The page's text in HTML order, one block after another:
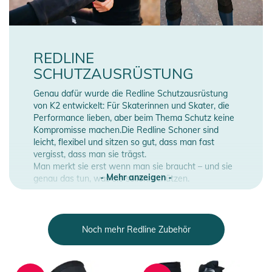
REDLINE
SCHUTZAUSRÜSTUNG
Genau dafür wurde die Redline Schutzausrüstung
von K2 entwickelt: Für Skaterinnen und Skater, die
Performance lieben, aber beim Thema Schutz keine
Kompromisse machen.Die Redline Schoner sind
leicht, flexibel und sitzen so gut, dass man fast
vergisst, dass man sie trägst.
Man merkt sie erst wenn man sie braucht – und sie
genau das tun, was sie sollen: schützen.
hochwertigem Schafleder sorgt für eine bequeme,
anschmiegsame Passform – ganz ohne Scheuern
oder Rutschen. Egal ob Knie oder Ellbogen: Die
Design erlaubt volle Bewegungsfreiheit – ideal für
- Mehr anzeigen -
Noch mehr Redline Zubehör